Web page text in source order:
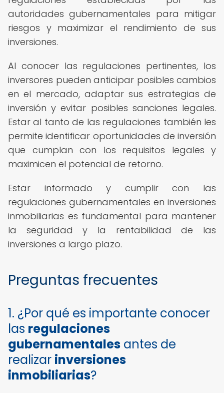
autoridades gubernamentales para mitigar
riesgos y maximizar el rendimiento de sus
inversiones.
Al conocer las regulaciones pertinentes, los
inversores pueden anticipar posibles cambios
en el mercado, adaptar sus estrategias de
inversión y evitar posibles sanciones legales.
Estar al tanto de las regulaciones también les
permite identificar oportunidades de inversión
que cumplan con los requisitos legales y
maximicen el potencial de retorno.
Estar informado y cumplir con las
regulaciones gubernamentales en inversiones
inmobiliarias es fundamental para mantener
la seguridad y la rentabilidad de las
inversiones a largo plazo.
Preguntas frecuentes
1. ¿Por qué es importante conocer
las regulaciones
gubernamentales antes de
realizar inversiones
inmobiliarias?